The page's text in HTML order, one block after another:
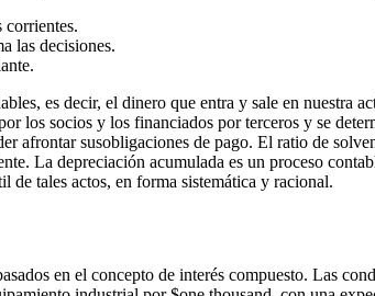
corrientes.
las decisiones.
es decir, el dinero que entra y sale en nuestra
los socios y los financiados por terceros y se
afrontar susobligaciones de pago. El ratio de
La depreciación acumulada es un proceso
de tales actos, en forma sistemática y racional.
en el concepto de interés compuesto. Las